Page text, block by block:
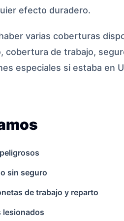
efecto duradero.
varias coberturas
cobertura de trabajo,
especiales si estaba en
sin seguro
de trabajo y reparto
lesionados